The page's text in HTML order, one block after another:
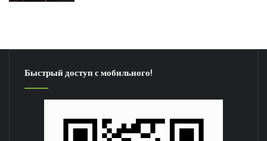
Быстрый доступ с мобильного!